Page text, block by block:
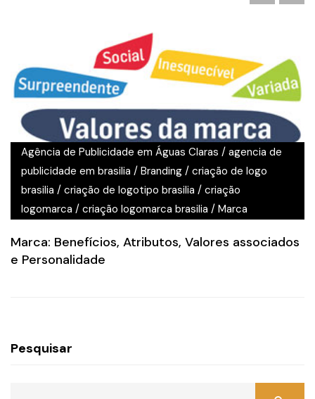
Agência de Publicidade em Águas Claras / agencia de
publicidade em brasilia / Branding / criação de logo
brasilia / criação de logotipo brasilia / criação
logomarca / criação logomarca brasilia / Marca
Marca: Benefícios, Atributos, Valores associados
e Personalidade
Pesquisar